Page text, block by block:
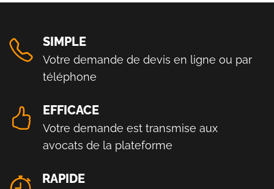
SIMPLE
Votre demande de devis en ligne ou par
téléphone
EFFICACE
Votre demande est transmise aux
avocats de la plateforme
RAPIDE